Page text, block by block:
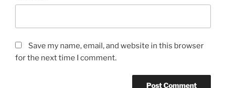
Save my name, email, and website in this browser
for the next time I comment.